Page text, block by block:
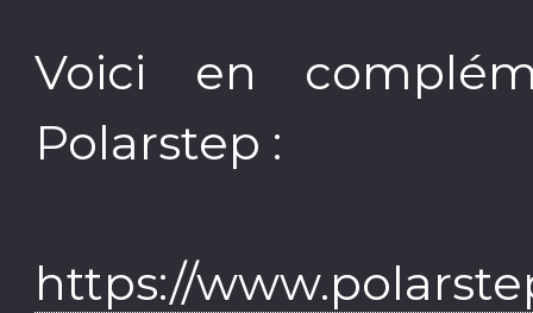
Voici en
Polarstep :
https://